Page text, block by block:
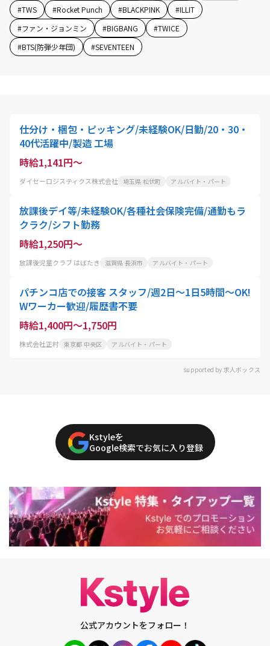
#TWS #Rocket Punch #BLACKPINK #ILLIT
#ファン・ジョンミン #BIGBANG #TWICE
#BTS(防弾少年団) #SEVENTEEN
仕分け・梱包・ピッキング/未経験OK/日勤/20・30・
40代活躍中/製造 工場
時給1,141円～
ダイセーロジスティクス株式会社 埼玉県 松伏町 アルバイト・パート
放課後デイ等/未経験OK/各種社会保険完備/通勤もラ
クラク/シフト勤務
時給1,250円～
放課後児童クラブ はばたき 滋賀県 長浜市 アルバイト・パート
パチンコ店での接客 スタッフ/週2日～1日5時間～OK!
Wワーカー歓迎/履歴書不要
時給1,400円～1,750円
株式会社正村 東京都 中央区 アルバイト・パート
supported by 求人ボックス
Kstyleを
Google検索でお気に入り登録
公式アカウントをフォロー！